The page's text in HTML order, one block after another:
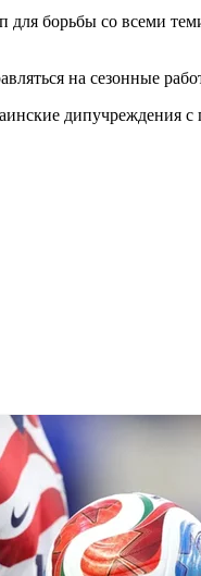
для борьбы со всеми
на сезонные
дипучреждения